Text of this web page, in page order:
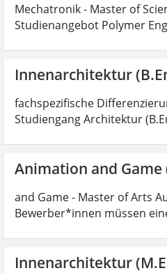
Mechatronik - Master of
Studienangebot Polymer
Innenarchitektur
fachspezifische
Studiengang Architektur
Animation and Game
and Game - Master of Arts
Bewerber*innen müssen
Innenarchitektur